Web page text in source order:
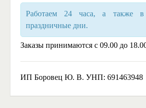
Работаем 24 часа, а также
праздничные дни.
Заказы принимаются с 09.00 до
ИП Боровец Ю. В. УНП: 691463948